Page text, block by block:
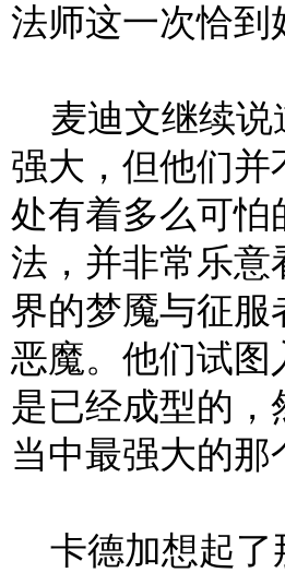
法师这一次恰到
麦迪文继续说
强大，但他们并
处有着多么可怕
法，并非常乐意
界的梦魇与征
恶魔。他们试图
是已经成型的
当中最强大的那
卡德加想起了